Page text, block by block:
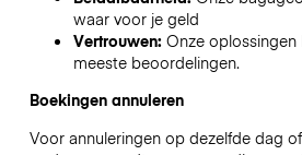
waar voor je geld
Vertrouwen: Onze
meeste beoordelingen.
Boekingen annuleren
Voor annuleringen op dezelfde dag